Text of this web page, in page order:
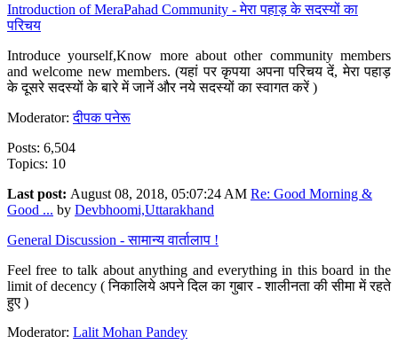
Introduction of MeraPahad Community - मेरा पहाड़ के सदस्यों का
परिचय
Introduce yourself,Know more about other community members
and welcome new members. (यहां पर कृपया अपना परिचय दें, मेरा पहाड़
के दूसरे सदस्यों के बारे में जानें और नये सदस्यों का स्वागत करें )
Moderator:दीपक पनेरू
Posts: 6,504
Topics: 10
Last post: August 08, 2018, 05:07:24 AM Re: Good Morning &
Good ... by Devbhoomi,Uttarakhand
General Discussion - सामान्य वार्तालाप !
Feel free to talk about anything and everything in this board in the
limit of decency ( निकालिये अपने दिल का गुबार - शालीनता की सीमा में रहते
हुए )
Moderator: Lalit Mohan Pandey